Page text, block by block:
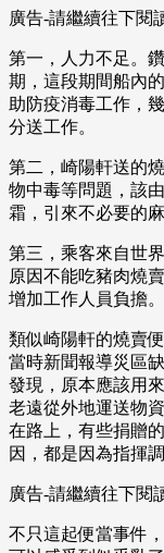
廣告-請繼續往下閱
第一，人力不足。
期，這段期間船內
助防疫消毒工作，
分送工作。
第二，崎陽軒送的
物中毒等問題，該
霜，引來不必要的麻
第三，乘客來自世
原因不能吃豬肉燒
增加工作人員負擔。
類似崎陽軒的燒賣
當時新聞報導災區
發現，原本應該用
老遠從外地運送物
在路上，有些捐贈
因，都是因為指揮
廣告-請繼續往下閱
不只這起便當事件